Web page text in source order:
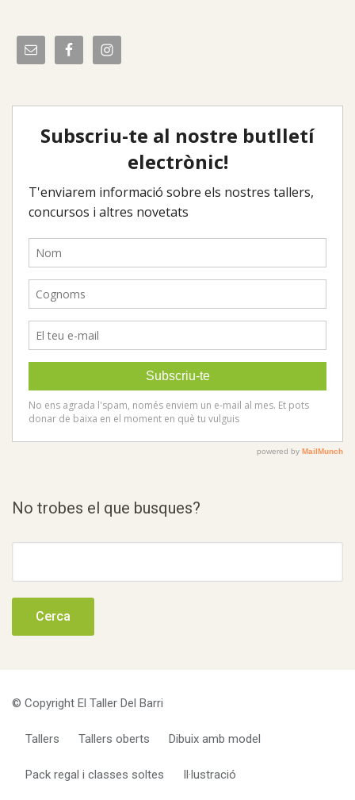
No trobes el que busques?
© Copyright El Taller Del Barri
Tallers Tallers oberts Dibuix amb model
Pack regal i classes soltes Il·lustració